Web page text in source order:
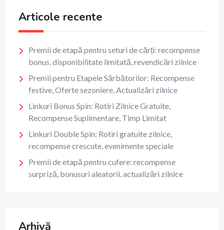
Articole recente
Premii de etapă pentru seturi de cărți: recompense
bonus, disponibilitate limitată, revendicări zilnice
Premii pentru Etapele Sărbătorilor: Recompense
festive, Oferte sezoniere, Actualizări zilnice
Linkuri Bonus Spin: Rotiri Zilnice Gratuite,
Recompense Suplimentare, Timp Limitat
Linkuri Double Spin: Rotiri gratuite zilnice,
recompense crescute, evenimente speciale
Premii de etapă pentru cufere: recompense
surpriză, bonusuri aleatorii, actualizări zilnice
Arhivă